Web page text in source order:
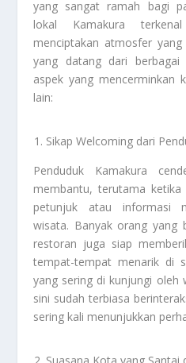
yang sangat ramah bagi
lokal Kamakura
menciptakan atmosfer
yang datang dari berbagai
aspek yang mencerminkan
lain:
Sikap Welcoming dari
Penduduk Kamakura
membantu, terutama
petunjuk atau informasi
wisata. Banyak orang
restoran juga siap
tempat-tempat menarik di
yang sering di kunjungi oleh
sini sudah terbiasa
sering kali menunjukkan